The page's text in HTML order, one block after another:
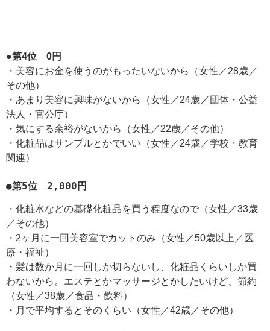
●第4位 0円
・美容にお金を使うのがもったいないから（女性／28歳／
その他）
・あまり美容に興味がないから（女性／24歳／団体・公益
法人・官公庁）
・気にする余裕がないから（女性／22歳／その他）
・化粧品はサンプルとかでいい（女性／24歳／学校・教育
関連）
●第5位 2,000円
・化粧水などの基礎化粧品を買う程度なので（女性／33歳
／その他）
・2ヶ月に一回美容室でカットのみ（女性／50歳以上／医
療・福祉）
・髪は数か月に一回しか切らないし、化粧品くらいしか買
わないから。エステとかマッサージとかしたいけど、節約
（女性／38歳／食品・飲料）
・月で平均するとそのくらい（女性／42歳／その他）